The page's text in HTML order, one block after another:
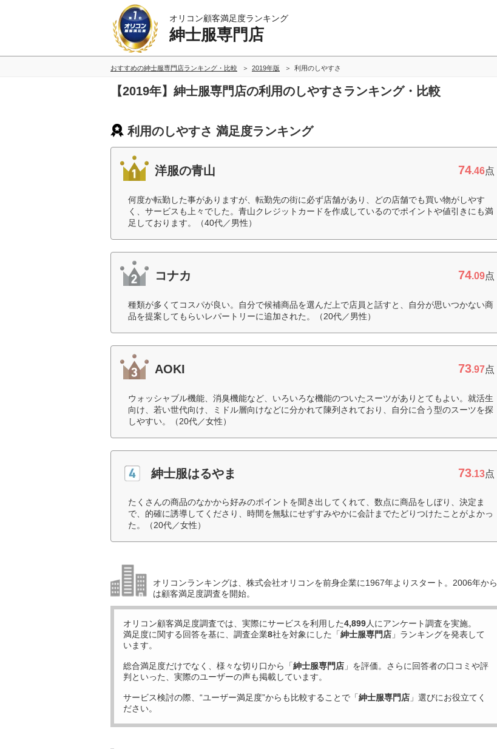
オリコン顧客満足度ランキング
紳士服専門店
おすすめの紳士服専門店ランキング・比較 2019年版 利用のしやすさ
【2019年】紳士服専門店の利用のしやすさランキング・比較
利用のしやすさ 満足度ランキング
洋服の青山 74.46点
何度か転勤した事がありますが、転勤先の街に必ず店舗があり、どの店舗でも買い物がしやす
く、サービスも上々でした。青山クレジットカードを作成しているのでポイントや値引きにも満
足しております。（40代／男性）
コナカ 74.09点
種類が多くてコスパが良い。自分で候補商品を選んだ上で店員と話すと、自分が思いつかない商
品を提案してもらいレパートリーに追加された。（20代／男性）
AOKI 73.97点
ウォッシャブル機能、消臭機能など、いろいろな機能のついたスーツがありとてもよい。就活生
向け、若い世代向け、ミドル層向けなどに分かれて陳列されており、自分に合う型のスーツを探
しやすい。（20代／女性）
紳士服はるやま 73.13点
たくさんの商品のなかから好みのポイントを聞き出してくれて、数点に商品をしぼり、決定ま
で、的確に誘導してくださり、時間を無駄にせずすみやかに会計までたどりつけたことがよかっ
た。（20代／女性）
オリコンランキングは、株式会社オリコンを前身企業に1967年よりスタート。2006年から
は顧客満足度調査を開始。
オリコン顧客満足度調査では、実際にサービスを利用した4,899人にアンケート調査を実施。
満足度に関する回答を基に、調査企業8社を対象にした「紳士服専門店 」ランキングを発表して
います。
総合満足度だけでなく、様々な切り口から「紳士服専門店 」を評価。さらに回答者の口コミや評
判といった、実際のユーザーの声も掲載しています。
サービス検討の際、“ユーザー満足度”からも比較することで「紳士服専門店 」選びにお役立てく
ださい。